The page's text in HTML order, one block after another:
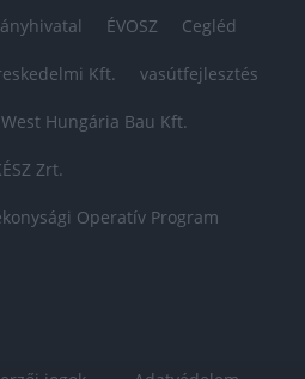
ÉVOSZ Cegléd
Kft. vasútfejlesztés
West Hungária Bau Kft.
Zrt.
Operatív Program